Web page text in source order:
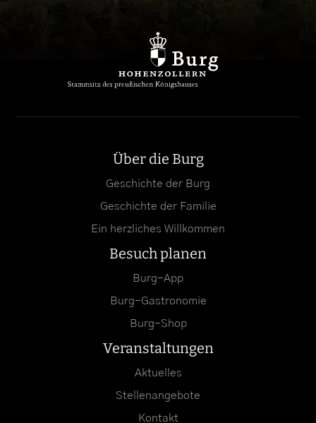
Über die Burg
Geschichte der Burg
Geschichte der Familie
Ein herzliches Willkommen
Besuch planen
Burg-App
Burg-Gastronomie
Burg-Shop
Veranstaltungen
Aktuelles
Stellenangebote
Kontakt